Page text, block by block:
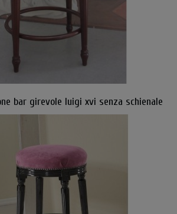
bar girevole luigi xvi senza schienale